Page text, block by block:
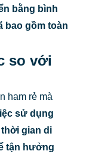
bằng bình
bao gồm toàn
so với
ham rẻ mà
sử dụng
gian di
tận hưởng